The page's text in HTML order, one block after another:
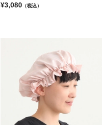
¥3,080 （税込）